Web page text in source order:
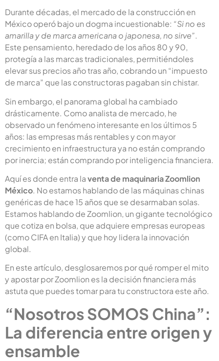
Durante décadas, el mercado de la construcción en
México operó bajo un dogma incuestionable: “Si no es
amarilla y de marca americana o japonesa, no sirve”.
Este pensamiento, heredado de los años 80 y 90,
protegía a las marcas tradicionales, permitiéndoles
elevar sus precios año tras año, cobrando un “impuesto
de marca” que las constructoras pagaban sin chistar.
Sin embargo, el panorama global ha cambiado
drásticamente. Como analista de mercado, he
observado un fenómeno interesante en los últimos 5
años: las empresas más rentables y con mayor
crecimiento en infraestructura ya no están comprando
por inercia; están comprando por inteligencia financiera.
Aquí es donde entra laventa de maquinaria Zoomlion
México. No estamos hablando de las máquinas chinas
genéricas de hace 15 años que se desarmaban solas.
Estamos hablando de Zoomlion, un gigante tecnológico
que cotiza en bolsa, que adquiere empresas europeas
(como CIFA en Italia) y que hoy lidera la innovación
global.
En este artículo, desglosaremos por qué romper el mito
y apostar por Zoomlion es la decisión financiera más
astuta que puedes tomar para tu constructora este año.
“Nosotros SOMOS China”:
La diferencia entre origen y
ensamble